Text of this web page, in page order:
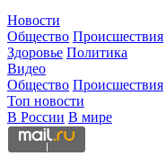
Новости
Общество Происшествия
Здоровье Политика
Видео
Общество Происшествия
Топ новости
В России В мире